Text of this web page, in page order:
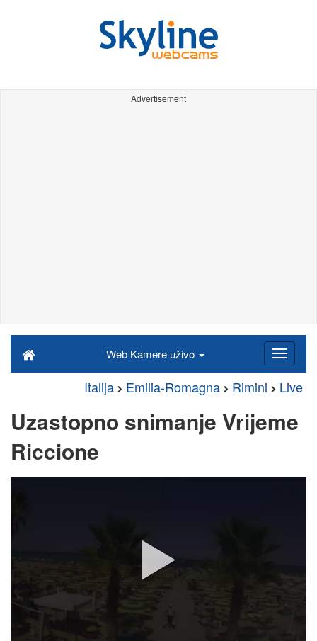
Advertisement
Web Kamere uživo
Italija Emilia-Romagna Rimini Live
Uzastopno snimanje Vrijeme
Riccione